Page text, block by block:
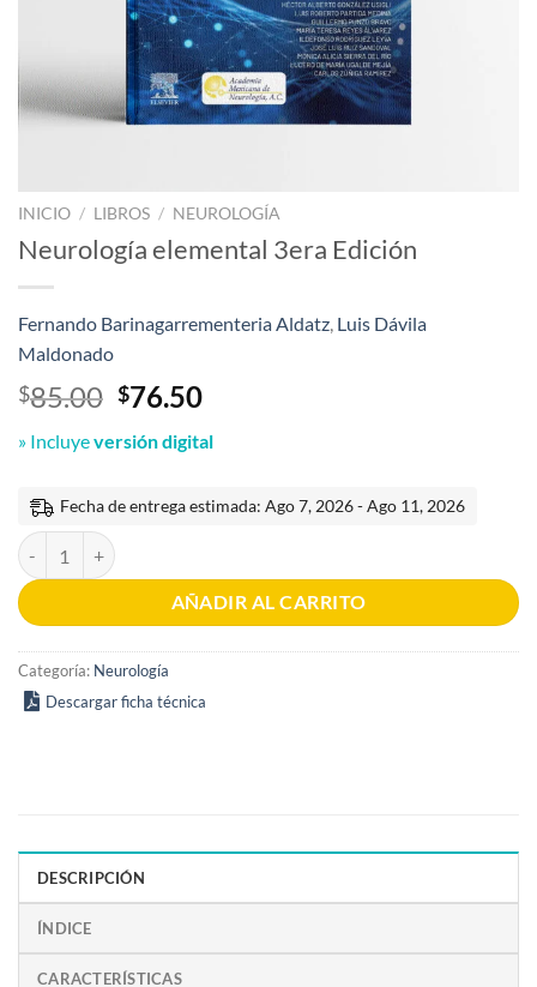
INICIO / LIBROS / NEUROLOGÍA
Neurología elemental 3era Edición
Fernando Barinagarrementeria Aldatz, Luis Dávila
Maldonado
$85.00 El
original
$85.00.
$76.50El
actual
$76.50.
» Incluyeversión digital
Fecha de entrega estimada: Ago 7, 2026 - Ago 11, 2026
Neurología elemental 3era Edición cantidad
AÑADIR AL CARRITO
Categoría: Neurología
Descargar ficha técnica
DESCRIPCIÓN
ÍNDICE
CARACTERÍSTICAS